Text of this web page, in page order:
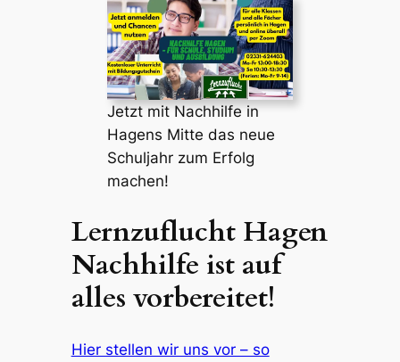
Jetzt mit Nachhilfe in
Hagens Mitte das neue
Schuljahr zum Erfolg
machen!
Lernzuflucht Hagen
Nachhilfe ist auf
alles vorbereitet!
Hier stellen wir uns vor – so